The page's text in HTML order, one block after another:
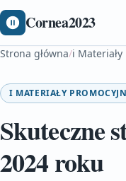
Cornea2023
Strona główna/i
I MATERIAŁY
Skuteczne
2024 roku